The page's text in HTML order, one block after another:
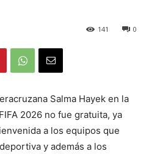
0
141
Salma Hayek en la
2026 no fue gratuita, ya
a los equipos que
y además a los